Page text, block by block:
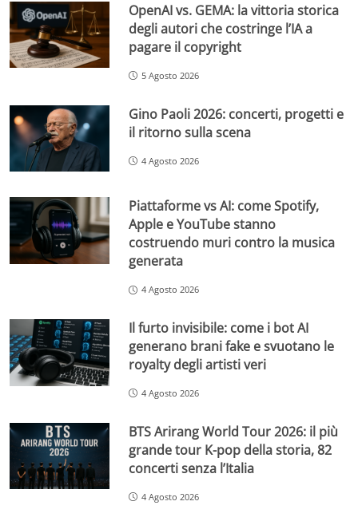
OpenAI vs. GEMA: la vittoria storica
degli autori che costringe l’IA a
pagare il copyright
5 Agosto 2026
Gino Paoli 2026: concerti, progetti e
il ritorno sulla scena
4 Agosto 2026
Piattaforme vs AI: come Spotify,
Apple e YouTube stanno
costruendo muri contro la musica
generata
4 Agosto 2026
Il furto invisibile: come i bot AI
generano brani fake e svuotano le
royalty degli artisti veri
4 Agosto 2026
BTS Arirang World Tour 2026: il più
grande tour K-pop della storia, 82
concerti senza l’Italia
4 Agosto 2026